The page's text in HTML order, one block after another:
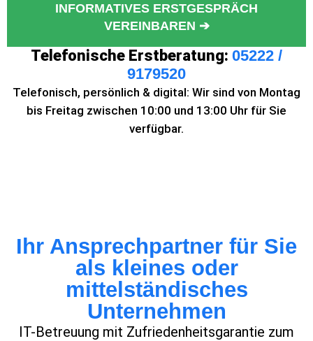
INFORMATIVES ERSTGESPRÄCH
VEREINBAREN ➔
Telefonische Erstberatung: 05222 /
9179520
Telefonisch, persönlich & digital: Wir sind von Montag
bis Freitag zwischen 10:00 und 13:00 Uhr für Sie
verfügbar.
Ihr Ansprechpartner für Sie
als kleines oder
mittelständisches
Unternehmen
IT-Betreuung mit Zufriedenheitsgarantie zum